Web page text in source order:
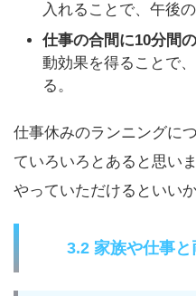
入れることで、午後
仕事の合間に10分間
動効果を得ることで
る。
仕事休みのランニングに
ていろいろとあると思い
やっていただけるといい
3.2 家族や仕事